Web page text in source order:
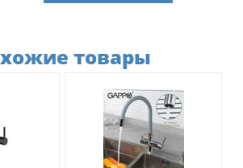
товары